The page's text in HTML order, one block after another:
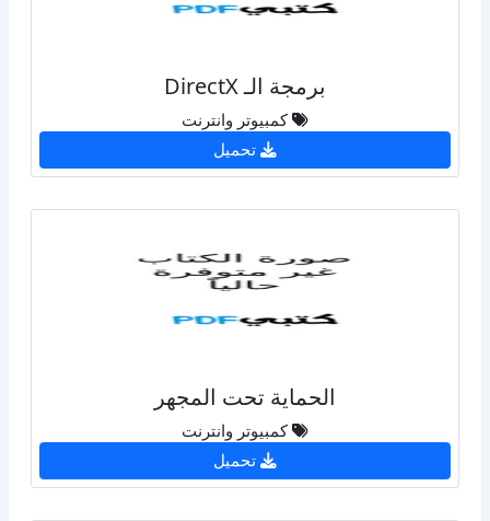
برمجة الـ DirectX
كمبيوتر وانترنت
تحميل
الحماية تحت المجهر
كمبيوتر وانترنت
تحميل